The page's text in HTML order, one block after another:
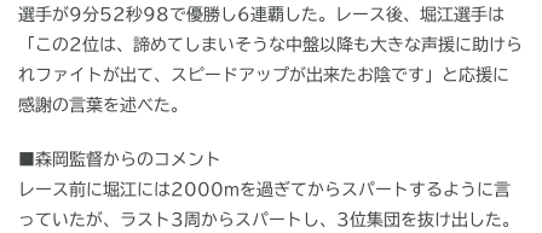
選手が9分52秒98で優勝し6連覇した。レース後、堀江選手は
「この2位は、諦めてしまいそうな中盤以降も大きな声援に助けら
れファイトが出て、スピードアップが出来たお陰です」と応援に
感謝の言葉を述べた。
■森岡監督からのコメント
レース前に堀江には2000mを過ぎてからスパートするように言
っていたが、ラスト3周からスパートし、3位集団を抜け出した。